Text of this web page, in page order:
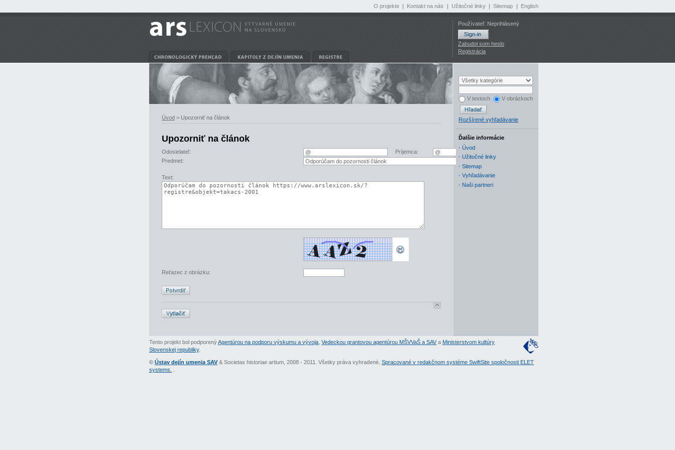
O projekte | Kontakt na nás | Užitočné linky | Sitemap | English
Používateľ: Neprihlásený
Zabudol som heslo
Registrácia
Úvod > Upozorniť na článok
Upozorniť na článok
Odosielateľ:
Príjemca:
Predmet:
Text:
Reťazec z obrázku:
V textoch V obrázkoch
Rozšírené vyhľadávanie
Ďalšie informácie
· Úvod
· Užitočné linky
· Sitemap
· Vyhľadávanie
· Naši partneri
Tento projekt bol podporenýAgentúrou na podporu výskumu a vývoja Vedeckou grantovou agentúrou MŠVVaŠ a SAVa Ministerstvom kultúry
Slovenskej republiky.
© Ústav dejín umenia SAV & Societas historiae artium, 2008 - 2011. Všetky práva vyhradené. Spracované v redakčnom systéme SwiftSite spoločnosti ELET
systems.